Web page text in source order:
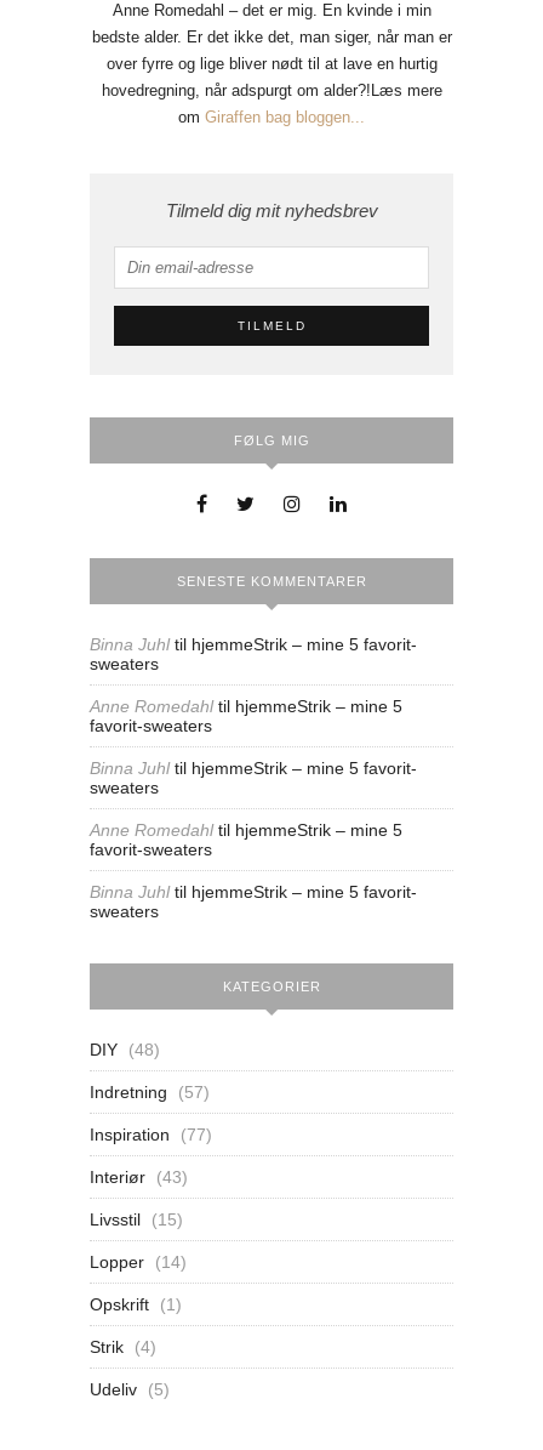
Anne Romedahl – det er mig. En kvinde i min
bedste alder. Er det ikke det, man siger, når man er
over fyrre og lige bliver nødt til at lave en hurtig
hovedregning, når adspurgt om alder?!Læs mere
om Giraffen bag bloggen...
Tilmeld dig mit nyhedsbrev
FØLG MIG
SENESTE KOMMENTARER
Binna Juhltil hjemmeStrik – mine 5 favorit-
sweaters
Anne Romedahltil hjemmeStrik – mine 5
favorit-sweaters
Binna Juhltil hjemmeStrik – mine 5 favorit-
sweaters
Anne Romedahltil hjemmeStrik – mine 5
favorit-sweaters
Binna Juhltil hjemmeStrik – mine 5 favorit-
sweaters
KATEGORIER
DIY (48)
Indretning (57)
Inspiration (77)
Interiør (43)
Livsstil (15)
Lopper (14)
Opskrift (1)
Strik (4)
Udeliv (5)